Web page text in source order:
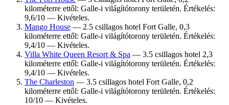
kilométerre ettől: Galle-i világítótorony területén. Értékelés:
9,6/10 — Kivételes.
Mango House — 2.5 csillagos hotel Fort Galle, 0,3
kilométerre ettől: Galle-i világítótorony területén. Értékelés:
9,4/10 — Kivételes.
Villa White Queen Resort & Spa — 3.5 csillagos hotel 2,3
kilométerre ettől: Galle-i világítótorony területén. Értékelés:
9,4/10 — Kivételes.
The Charleston — 3.5 csillagos hotel Fort Galle, 0,2
kilométerre ettől: Galle-i világítótorony területén. Értékelés:
10/10 — Kivételes.